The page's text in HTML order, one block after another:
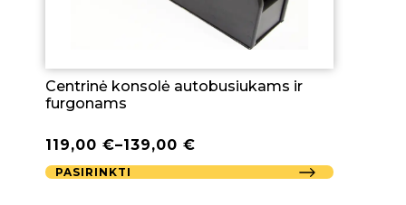
Centrinė konsolė autobusiukams ir
furgonams
119,00 €–139,00 €
PASIRINKTI